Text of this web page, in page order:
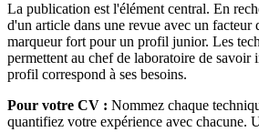
La publication est l'élément central. En
d'un article dans une revue avec un facteur
marqueur fort pour un profil junior. Les
permettent au chef de laboratoire de savoir
profil correspond à ses besoins.
Pour votre CV : Nommez chaque
quantifiez votre expérience avec chacune.